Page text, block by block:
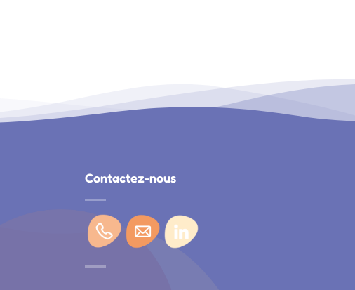
Contactez-nous